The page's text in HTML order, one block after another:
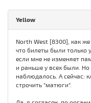
Yellow
North West [8300], как
что билеты были только
если мне не изменяет
и раньше у всех были.
наблюдалось. А сейчас:
строчить "матюги".